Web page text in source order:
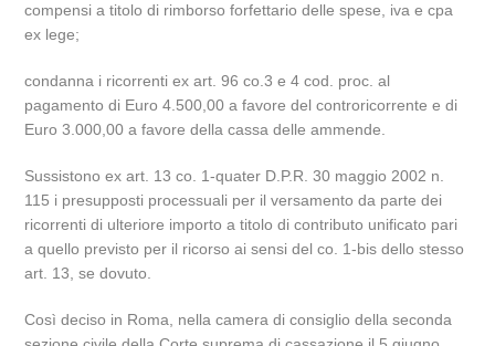
compensi a titolo di rimborso forfettario delle spese, iva e cpa
ex lege;
condanna i ricorrenti ex art. 96 co.3 e 4 cod. proc. al
pagamento di Euro 4.500,00 a favore del controricorrente e di
Euro 3.000,00 a favore della cassa delle ammende.
Sussistono ex art. 13 co. 1-quater D.P.R. 30 maggio 2002 n.
115 i presupposti processuali per il versamento da parte dei
ricorrenti di ulteriore importo a titolo di contributo unificato pari
a quello previsto per il ricorso ai sensi del co. 1-bis dello stesso
art. 13, se dovuto.
Così deciso in Roma, nella camera di consiglio della seconda